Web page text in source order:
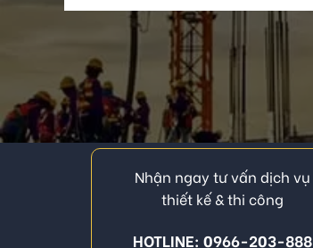
Nhận ngay tư vấn dịch vụ
thiết kế & thi công
HOTLINE: 0966-203-888